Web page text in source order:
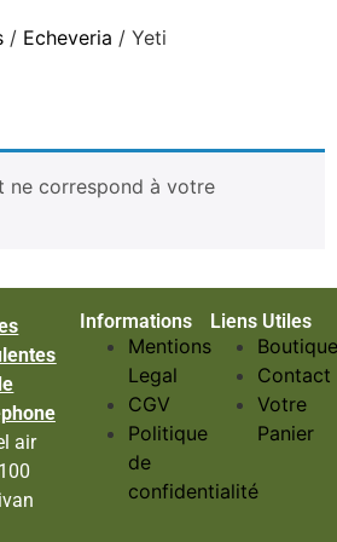
/ Echeveria / Yeti
ne correspond à votre
air
Informations
Mentions
Legal
CGV
Politique
de
confidentialité
Liens Utiles
Contact
Votre
Panier